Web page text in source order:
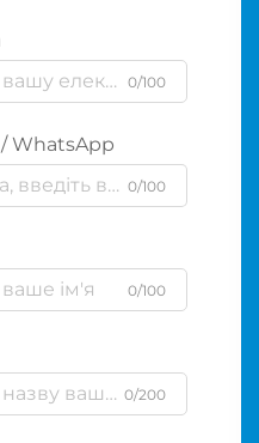
0/100
WhatsApp
0/100
0/100
0/200